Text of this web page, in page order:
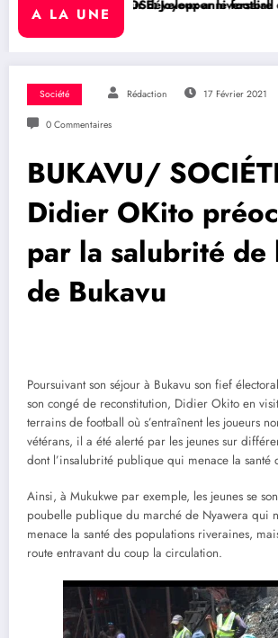
A LA UNE
le football congolais
anniversaire de naissance à l’Honorable
RDC/ SPORT
Société Rédaction 17 Février 2021
0 Commentaires
BUKAVU/
Didier OKito
par la salubrité
de Bukavu
Poursuivant son séjour à Bukavu son fief
son congé de reconstitution, Didier Okito en
terrains de football où s’entraînent les joueurs
vétérans, il a été alerté par les jeunes sur
dont l’insalubrité publique qui menace la santé
Ainsi, à Mukukwe par exemple, les jeunes se
poubelle publique du marché de Nyawera qui
menace la santé des populations riveraines,
route entravant du coup la circulation.